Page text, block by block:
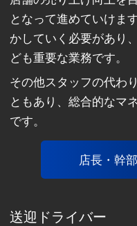
となって進めていけま
かしていく必要があり
ども重要な業務です。
その他スタッフの代わ
ともあり、総合的なマ
です。
店長・幹
送迎ドライバー